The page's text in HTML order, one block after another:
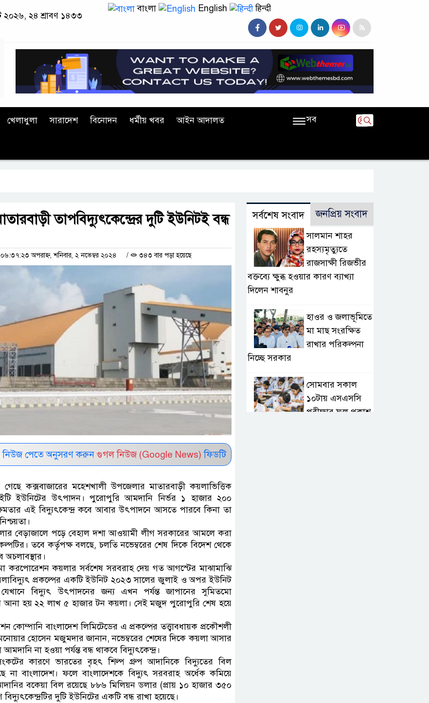
২০২৬, ২৪ শ্রাবণ ১৪৩৩
বাংলা English हिन्दी
খেলাধুলা সারাদেশ বিনোদন ধর্মীয় খবর আইন আদালত সব
তাপবিদ্যুৎকেন্দ্রের দুটি ইউনিটই বন্ধ
অপরাহ্ন, শনিবার, ২ নভেম্বর ২০২৪ / ৩৪৩ বার পড়া হয়েছে
নিউজ পেতে অনুসরণ করুন গুগল নিউজ (Google News) ফিডটি
কক্সবাজারের মহেশখালী উপজেলার মাতারবাড়ী কয়লাভিত্তিক
ইউনিটের উৎপাদন। পুরোপুরি আমদানি নির্ভর ১ হাজার ২০০
এই বিদ্যুৎকেন্দ্র কবে আবার উৎপাদনে আসতে পারবে কিনা তা
বেড়াজালে পড়ে বেহাল দশা আওয়ামী লীগ সরকারের আমলে করা
তবে কর্তৃপক্ষ বলছে, চলতি নভেম্বরের শেষ দিকে বিদেশ থেকে
করপোরেশন কয়লার সর্বশেষ সরবরাহ দেয় গত আগস্টের মাঝামাঝি
প্রকল্পের একটি ইউনিট ২০২৩ সালের জুলাই ও অপর ইউনিট
বিদ্যুৎ উৎপাদনের জন্য এখন পর্যন্ত জাপানের সুমিতমো
আনা হয় ২২ লাখ ৫ হাজার টন কয়লা। সেই মজুদ পুরোপুরি শেষ হয়ে
কোম্পানি বাংলাদেশ লিমিটেডের এ প্রকল্পের তত্ত্বাবধায়ক প্রকৌশলী
হোসেন মজুমদার জানান, নভেম্বরের শেষের দিকে কয়লা আসার
না হওয়া পর্যন্ত বন্ধ থাকবে বিদ্যুৎকেন্দ্র।
কারণে ভারতের বৃহৎ শিল্প গ্রুপ আদানিকে বিদ্যুতের বিল
না বাংলাদেশ। ফলে বাংলাদেশকে বিদ্যুৎ সরবরাহ অর্ধেক কমিয়ে
বকেয়া বিল রয়েছে ৮৮৬ মিলিয়ন ডলার (প্রায় ১০ হাজার ৩৫০
দুটি ইউনিটের একটি বন্ধ রাখা হয়েছে।
সর্বশেষ সংবাদ জনপ্রিয় সংবাদ
সালমান শাহর
রহস্যমৃত্যুতে
রাজসাক্ষী রিজভীর
বক্তব্যে ক্ষুব্ধ হওয়ার কারণ ব্যাখ্যা
দিলেন শাবনুর
হাওর ও জলাভূমিতে
মা মাছ সংরক্ষিত
রাখার পরিকল্পনা
নিচ্ছে সরকার
সোমবার সকাল
১০টায় এসএসসি
পরীক্ষার ফল প্রকাশ